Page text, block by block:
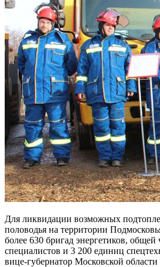
Для ликвидации возможных
половодья на территории
более 630 бригад энергетиков,
специалистов и 3 200 единиц
вице-губернатор Московской